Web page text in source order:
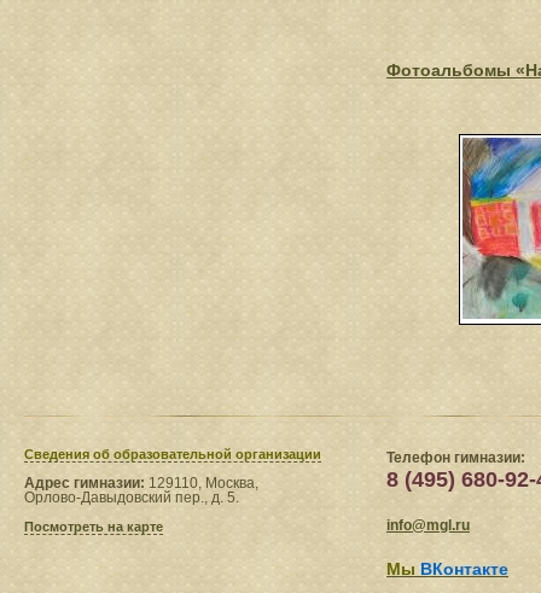
Фотоальбомы
Сведения​ об образовательной организации
Адрес гимназии: 129110, Москва,
Орлово-Давыдовский пер., д. 5.
Посмотреть на карте
Телефон гимназии:
8 (495) 680-92-
info@mgl.ru
Мы ВКонтакте